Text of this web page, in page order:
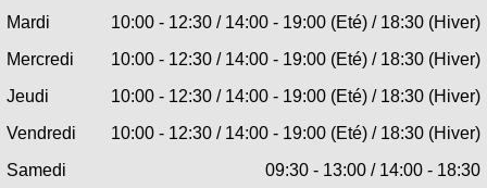
Mardi
10:00 - 12:30 / 14:00 - 19:00 (Eté) / 18:30 (Hiver)
Mercredi
10:00 - 12:30 / 14:00 - 19:00 (Eté) / 18:30 (Hiver)
Jeudi
10:00 - 12:30 / 14:00 - 19:00 (Eté) / 18:30 (Hiver)
Vendredi
10:00 - 12:30 / 14:00 - 19:00 (Eté) / 18:30 (Hiver)
Samedi
09:30 - 13:00 / 14:00 - 18:30